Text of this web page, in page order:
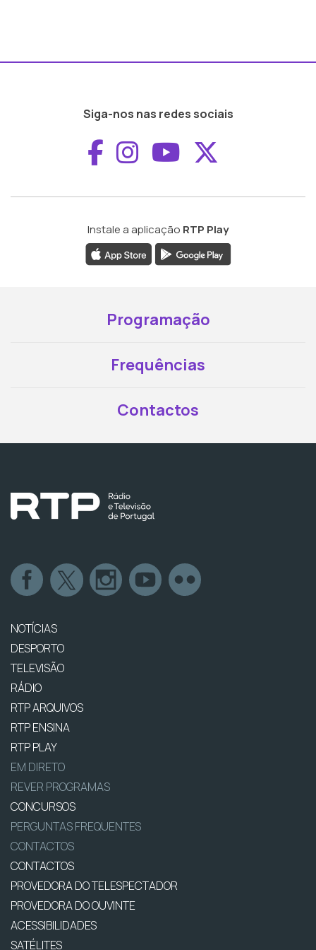
Siga-nos nas redes sociais
Aceder ao
Aceder ao
Aceder ao
Instale a aplicação RTP Play
Programação
Frequências
Contactos
NOTÍCIAS
DESPORTO
TELEVISÃO
RÁDIO
RTP ARQUIVOS
RTP ENSINA
RTP PLAY
EM DIRETO
REVER PROGRAMAS
CONCURSOS
PERGUNTAS FREQUENTES
CONTACTOS
CONTACTOS
PROVEDORA DO TELESPECTADOR
PROVEDORA DO OUVINTE
ACESSIBILIDADES
SATÉLITES